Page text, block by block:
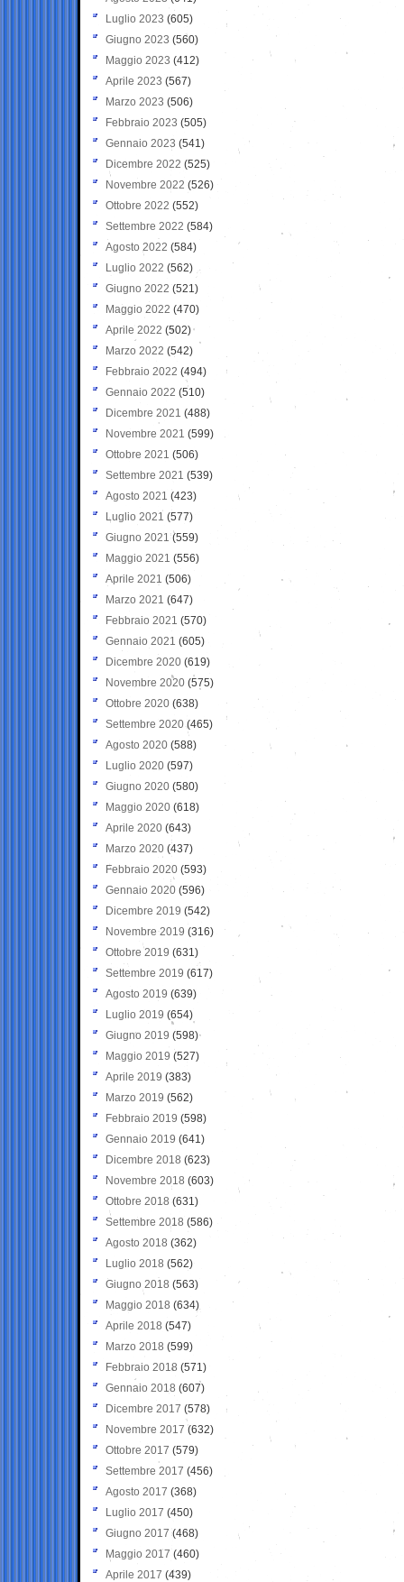
Luglio 2023 (605)
Giugno 2023 (560)
Maggio 2023 (412)
Aprile 2023 (567)
Marzo 2023 (506)
Febbraio 2023 (505)
Gennaio 2023 (541)
Dicembre 2022 (525)
Novembre 2022 (526)
Ottobre 2022 (552)
Settembre 2022 (584)
Agosto 2022 (584)
Luglio 2022 (562)
Giugno 2022 (521)
Maggio 2022 (470)
Aprile 2022 (502)
Marzo 2022 (542)
Febbraio 2022 (494)
Gennaio 2022 (510)
Dicembre 2021 (488)
Novembre 2021 (599)
Ottobre 2021 (506)
Settembre 2021 (539)
Agosto 2021 (423)
Luglio 2021 (577)
Giugno 2021(559)
Maggio 2021 (556)
Aprile 2021 (506)
Marzo 2021 (647)
Febbraio 2021 (570)
Gennaio 2021 (605)
Dicembre 2020 (619)
Novembre 2020 (575)
Ottobre 2020 (638)
Settembre 2020(465)
Agosto 2020 (588)
Luglio 2020 (597)
Giugno 2020 (580)
Maggio 2020 (618)
Aprile 2020 (643)
Marzo 2020 (437)
Febbraio 2020 (593)
Gennaio 2020 (596)
Dicembre 2019 (542)
Novembre 2019 (316)
Ottobre 2019 (631)
Settembre 2019 (617)
Agosto 2019 (639)
Luglio 2019 (654)
Giugno 2019 (598)
Maggio 2019 (527)
Aprile 2019 (383)
Marzo 2019 (562)
Febbraio 2019 (598)
Gennaio 2019 (641)
Dicembre 2018 (623)
Novembre 2018 (603)
Ottobre 2018 (631)
Settembre 2018 (586)
Agosto 2018 (362)
Luglio 2018 (562)
Giugno 2018 (563)
Maggio 2018 (634)
Aprile 2018 (547)
Marzo 2018 (599)
Febbraio 2018 (571)
Gennaio 2018 (607)
Dicembre 2017 (578)
Novembre 2017 (632)
Ottobre 2017 (579)
Settembre 2017 (456)
Agosto 2017 (368)
Luglio 2017 (450)
Giugno 2017 (468)
Maggio 2017 (460)
Aprile 2017 (439)